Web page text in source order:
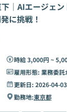
下｜AIエージェ
に挑戦！
時給 3,000円 ~
雇用形態: 業務委託
更新日: 2026-04-03
勤務地:東京都